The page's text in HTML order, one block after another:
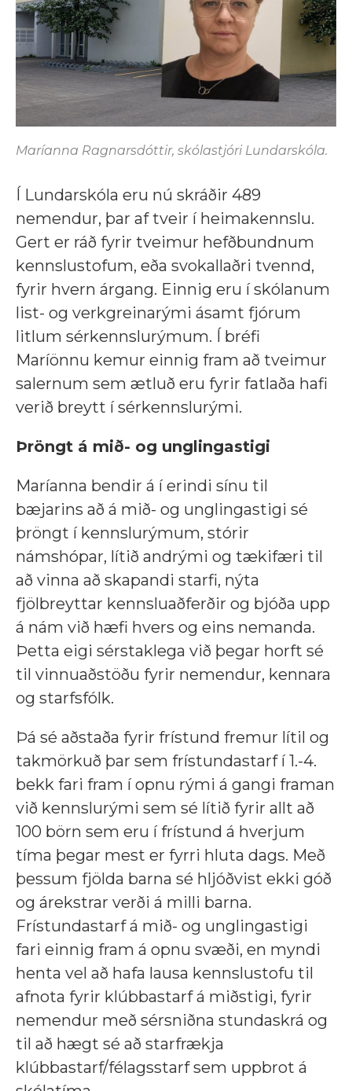
Maríanna Ragnarsdóttir, skólastjóri Lundarskóla.
Í Lundarskóla eru nú skráðir 489
nemendur, þar af tveir í heimakennslu.
Gert er ráð fyrir tveimur hefðbundnum
kennslustofum, eða svokallaðri tvennd,
fyrir hvern árgang. Einnig eru í skólanum
list- og verkgreinarými ásamt fjórum
litlum sérkennslurýmum. Í bréfi
Maríönnu kemur einnig fram að tveimur
salernum sem ætluð eru fyrir fatlaða hafi
verið breytt í sérkennslurými.
Þröngt á mið- og unglingastigi
Maríanna bendir á í erindi sínu til
bæjarins að á mið- og unglingastigi sé
þröngt í kennslurýmum, stórir
námshópar, lítið andrými og tækifæri til
að vinna að skapandi starfi, nýta
fjölbreyttar kennsluaðferðir og bjóða upp
á nám við hæfi hvers og eins nemanda.
Þetta eigi sérstaklega við þegar horft sé
til vinnuaðstöðu fyrir nemendur, kennara
og starfsfólk.
Þá sé aðstaða fyrir frístund fremur lítil og
takmörkuð þar sem frístundastarf í 1.-4.
bekk fari fram í opnu rými á gangi framan
við kennslurými sem sé lítið fyrir allt að
100 börn sem eru í frístund á hverjum
tíma þegar mest er fyrri hluta dags. Með
þessum fjölda barna sé hljóðvist ekki góð
og árekstrar verði á milli barna.
Frístundastarf á mið- og unglingastigi
fari einnig fram á opnu svæði, en myndi
henta vel að hafa lausa kennslustofu til
afnota fyrir klúbbastarf á miðstigi, fyrir
nemendur með sérsniðna stundaskrá og
til að hægt sé að starfrækja
klúbbastarf/félagsstarf sem uppbrot á